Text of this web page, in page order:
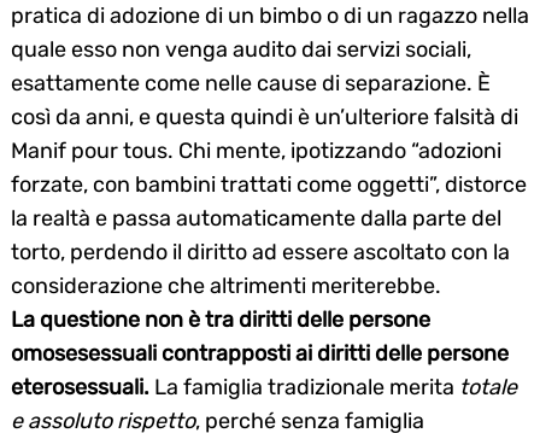
pratica di adozione di un bimbo o di un ragazzo nella
quale esso non venga audito dai servizi sociali,
esattamente come nelle cause di separazione. È
così da anni, e questa quindi è un’ulteriore falsità di
Manif pour tous. Chi mente, ipotizzando “adozioni
forzate, con bambini trattati come oggetti”, distorce
la realtà e passa automaticamente dalla parte del
torto, perdendo il diritto ad essere ascoltato con la
considerazione che altrimenti meriterebbe.
La questione non è tra diritti delle persone
omosesessuali contrapposti ai diritti delle persone
eterosessuali. La famiglia tradizionale merita totale
e assoluto rispetto, perché senza famiglia